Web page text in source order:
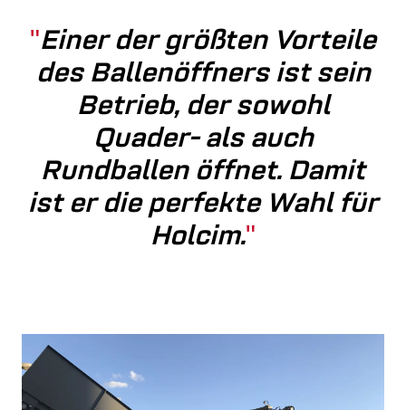
Einer der größten Vorteile
des Ballenöffners ist sein
Betrieb, der sowohl
Quader- als auch
Rundballen öffnet. Damit
ist er die perfekte Wahl für
Holcim.